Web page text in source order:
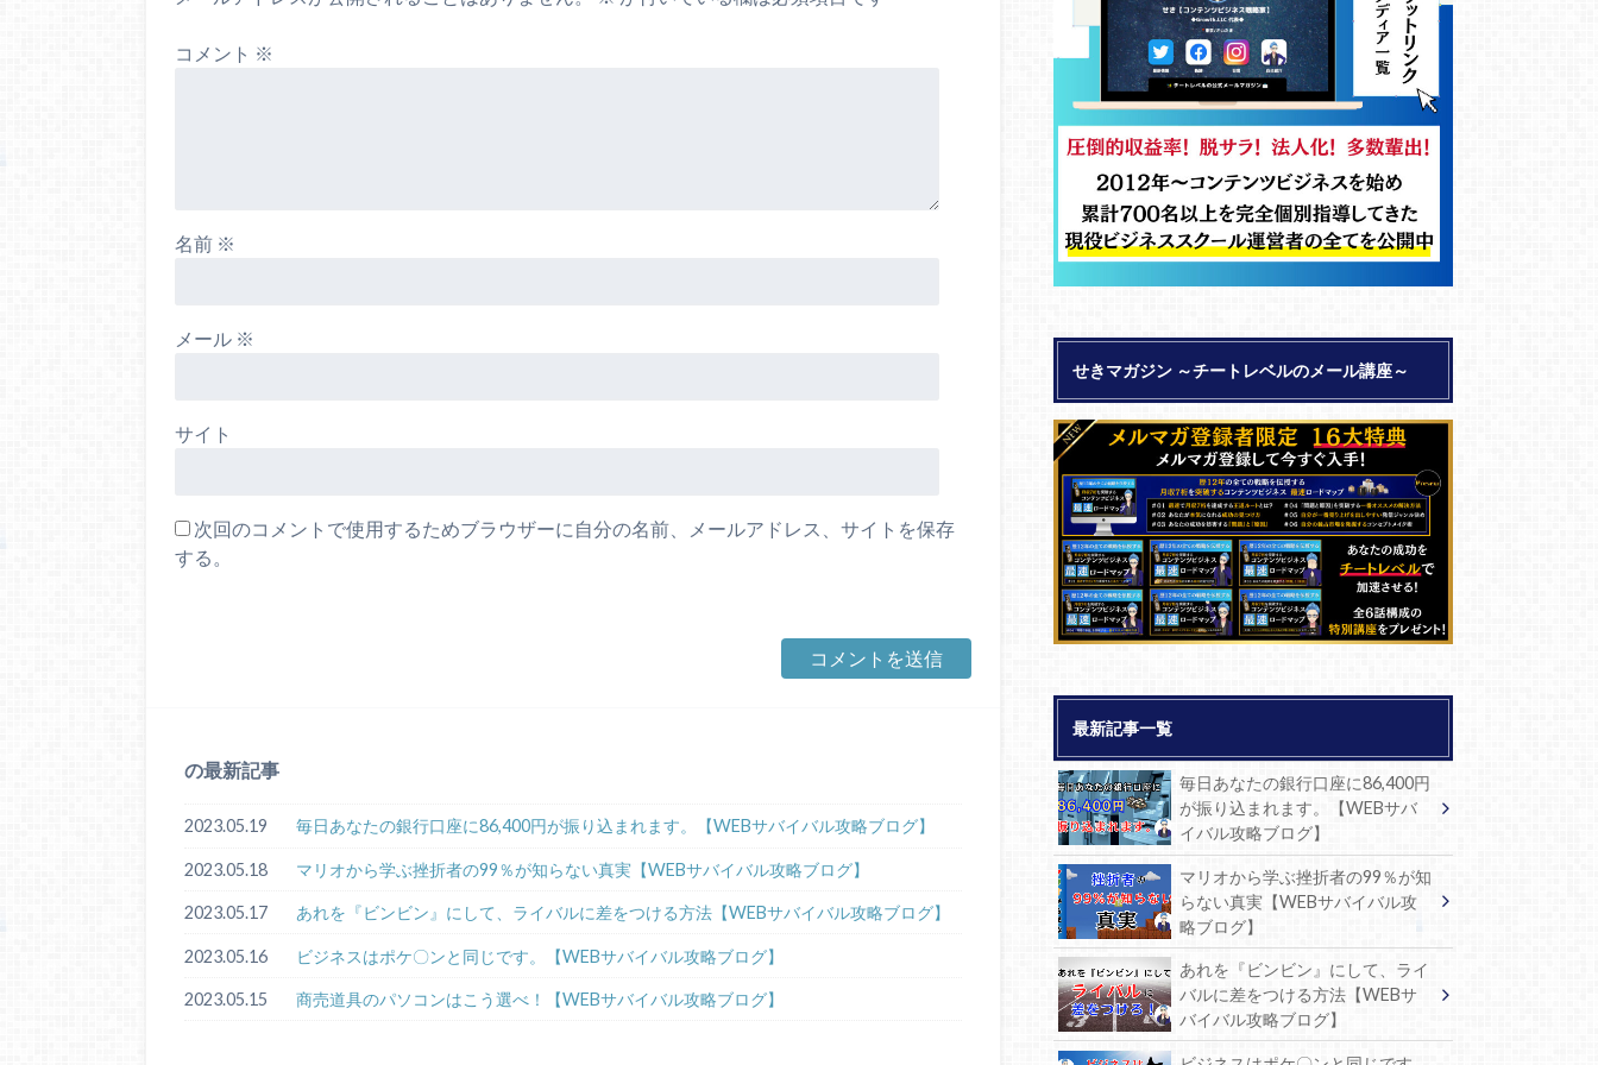
コメント ※
名前 ※
メール ※
サイト
次回のコメントで使用するためブラウザーに自分の名前、メールアドレス、サイトを保存
する。
の最新記事
2023.05.19 毎日あなたの銀行口座に86,400円が振り込まれます。【WEBサバイバル攻略ブログ】
2023.05.18 マリオから学ぶ挫折者の99％が知らない真実【WEBサバイバル攻略ブログ】
2023.05.17 あれを『ビンビン』にして、ライバルに差をつける方法【WEBサバイバル攻略ブログ】
2023.05.16 ビジネスはポケ〇ンと同じです。【WEBサバイバル攻略ブログ】
2023.05.15 商売道具のパソコンはこう選べ！【WEBサバイバル攻略ブログ】
せきマガジン ～チートレベルのメール講座～
最新記事一覧
毎日あなたの銀行口座に86,400円
が振り込まれます。【WEBサバ
イバル攻略ブログ】
マリオから学ぶ挫折者の99％が知
らない真実【WEBサバイバル攻
略ブログ】
あれを『ビンビン』にして、ライ
バルに差をつける方法【WEBサ
バイバル攻略ブログ】